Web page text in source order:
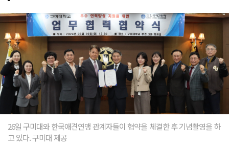
26일 구미대와 한국애견연맹 관계자들이 협약을 체결한 후 기념촬영을 하
고 있다. 구미대 제공